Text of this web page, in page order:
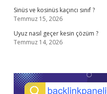
Sinüs ve kosinüs kaçıncı sınıf ?
Temmuz 15, 2026
Uyuz nasıl geçer kesin çözüm ?
Temmuz 14, 2026